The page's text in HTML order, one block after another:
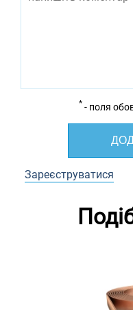
* - поля
Зареєструватися